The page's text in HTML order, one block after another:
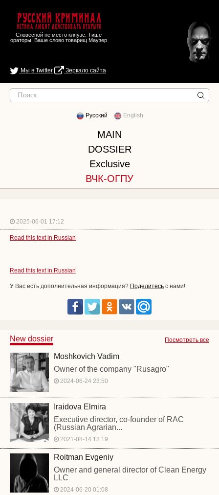
Русский Криминал
Истина любит действовать открыто
Словесной не место кляузе. Тише
ораторы! Ваше слово товарищ Маузер
Мы в Twitter Зеркало сайта
Русский English
MAIN
DOSSIER
Exclusive
ВЧК-ОГПУ
2025-06-01 17:12
Read this text in Russian
Read this text in Russian
У Вас есть дополнительная информация? Поделитесь с нами!
Посмотреть все
New dossier
Moshkovich Vadim
Owner of the company "Rusagro"
2024-06-24 23:50
Iraidova Elmira
Executive director, co-founder of RAC
(Russian Agrarian...
2021-08-14 13:19
Roitman Evgeniy
Owner and general director of Clean Energy
LLC
2024-06-20 01:08